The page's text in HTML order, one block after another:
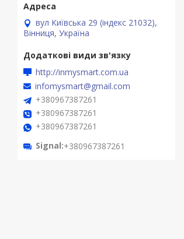
вул Київська 29 (індекс 21032),
Вінниця, Україна
http://inmysmart.com.ua
infomysmart@gmail.com
+380967387261
+380967387261
+380967387261
Signal +380967387261